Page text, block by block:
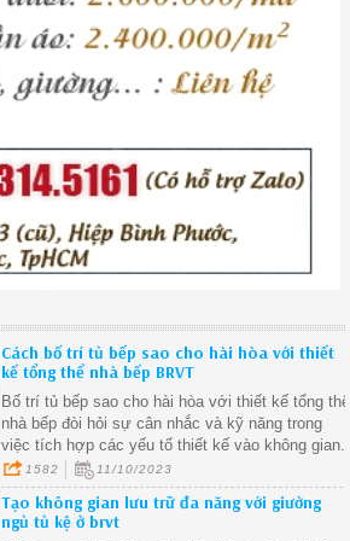
Cách bố trí tủ bếp sao cho hài hòa với thiết
kế tổng thể nhà bếp BRVT
Bố trí tủ bếp sao cho hài hòa với thiết kế tổng thể
nhà bếp đòi hỏi sự cân nhắc và kỹ năng trong
việc tích hợp các yếu tố thiết kế vào không gian.
1582 11/10/2023
Tạo không gian lưu trữ đa năng với giường
ngủ tủ kệ ở brvt